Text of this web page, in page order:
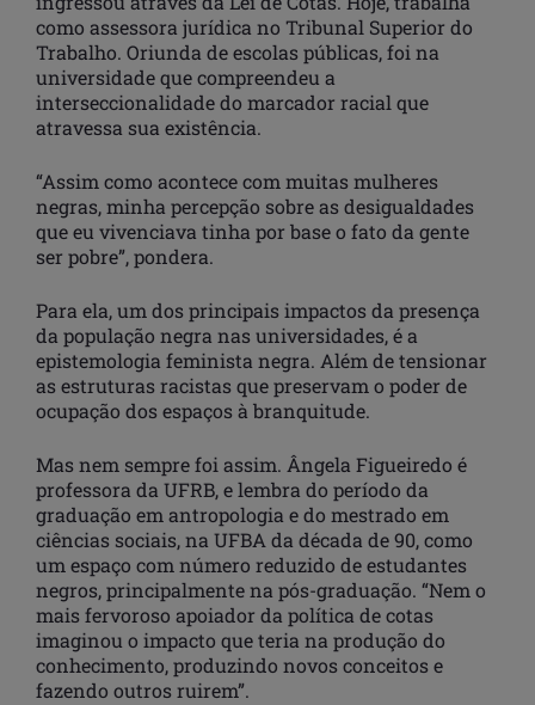
como assessora jurídica no Tribunal Superior do
Trabalho. Oriunda de escolas públicas, foi na
universidade que compreendeu a
interseccionalidade do marcador racial que
atravessa sua existência.
“Assim como acontece com muitas mulheres
negras, minha percepção sobre as desigualdades
que eu vivenciava tinha por base o fato da gente
ser pobre”, pondera.
Para ela, um dos principais impactos da presença
da população negra nas universidades, é a
epistemologia feminista negra. Além de tensionar
as estruturas racistas que preservam o poder de
ocupação dos espaços à branquitude.
Mas nem sempre foi assim. Ângela Figueiredo é
professora da UFRB, e lembra do período da
graduação em antropologia e do mestrado em
ciências sociais, na UFBA da década de 90, como
um espaço com número reduzido de estudantes
negros, principalmente na pós-graduação. “Nem o
mais fervoroso apoiador da política de cotas
imaginou o impacto que teria na produção do
conhecimento, produzindo novos conceitos e
fazendo outros ruirem”.